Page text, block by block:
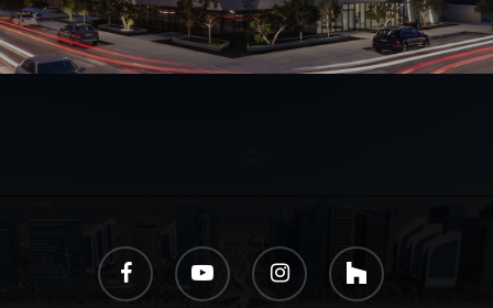
facebook youtube instagram houzz